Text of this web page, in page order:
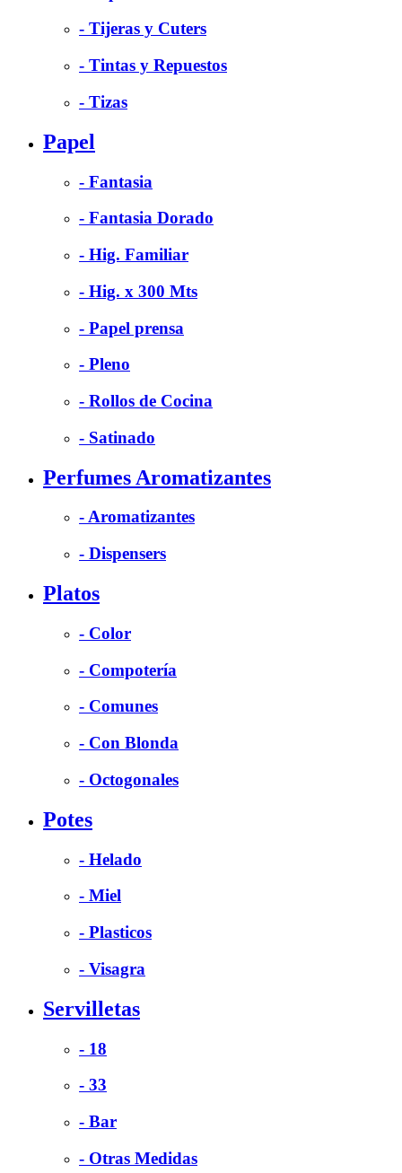
- Tijeras y Cuters
- Tintas y Repuestos
- Tizas
Papel
- Fantasia
- Fantasia Dorado
- Hig. Familiar
- Hig. x 300 Mts
- Papel prensa
- Pleno
- Rollos de Cocina
- Satinado
Perfumes Aromatizantes
- Aromatizantes
- Dispensers
Platos
- Color
- Compotería
- Comunes
- Con Blonda
- Octogonales
Potes
- Helado
- Miel
- Plasticos
- Visagra
Servilletas
- 18
- 33
- Bar
- Otras Medidas